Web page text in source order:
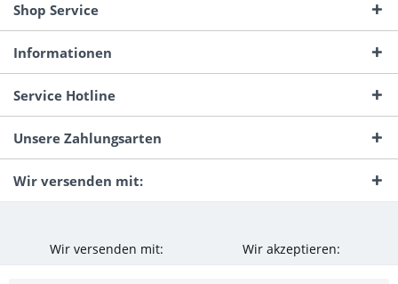
Shop Service
Informationen
Service Hotline
Unsere Zahlungsarten
Wir versenden mit:
Wir versenden mit: Wir akzeptieren: